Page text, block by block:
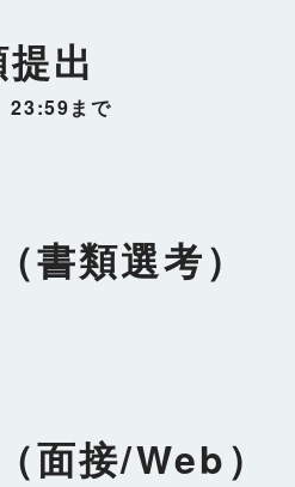
出
23:59まで
書類選考）
面接/Web）